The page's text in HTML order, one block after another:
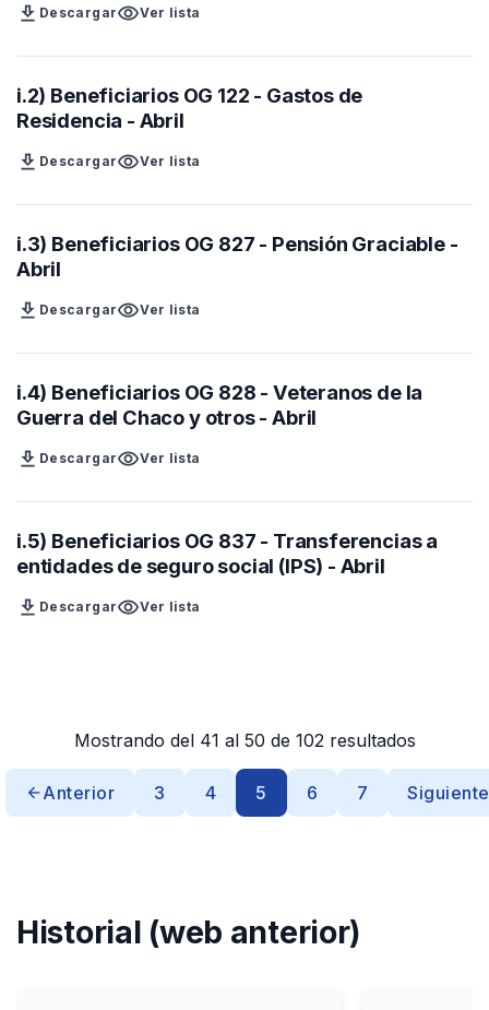
download DescargarvisibilityVer lista
i.2) Beneficiarios OG 122 - Gastos de
Residencia - Abril
download DescargarvisibilityVer lista
i.3) Beneficiarios OG 827 - Pensión Graciable -
Abril
download DescargarvisibilityVer lista
i.4) Beneficiarios OG 828 - Veteranos de la
Guerra del Chaco y otros - Abril
download DescargarvisibilityVer lista
i.5) Beneficiarios OG 837 - Transferencias a
entidades de seguro social (IPS) - Abril
download DescargarvisibilityVer lista
Mostrando del 41 al 50 de 102 resultados
Anterior 3 4 5 6 7 Siguiente
Historial (web anterior)